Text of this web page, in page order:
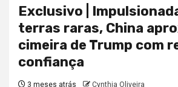
Exclusivo |
terras raras, China
cimeira de Trump com
confiança
3 meses atrás Cynthia Oliveira